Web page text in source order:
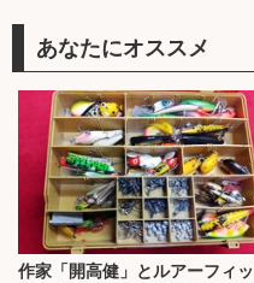
あなたにオススメ
作家「開高健」とルアーフィッ